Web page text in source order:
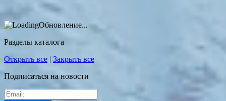
Обновление...
Разделы каталога
Открыть все | Закрыть все
Подписаться на новости